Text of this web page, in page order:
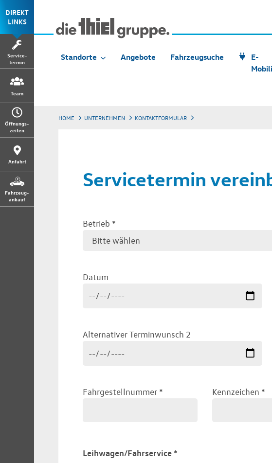
DIREKT
LINKS
Service-
termin
Team
Öffnungs-
zeiten
Anfahrt
Fahrzeug-
ankauf
Standorte Angebote Fahrzeugsuche
E-
HOME UNTERNEHMEN KONTAKTFORMULAR
Servicetermin
Betrieb *
Datum
Alternativer Terminwunsch 2
Fahrgestellnummer * Kennzeichen *
Leihwagen/Fahrservice *